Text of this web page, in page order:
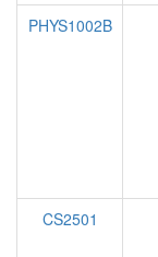
PHYS1002B
CS2501